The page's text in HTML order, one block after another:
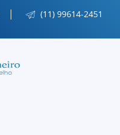
(11) 99614-2451